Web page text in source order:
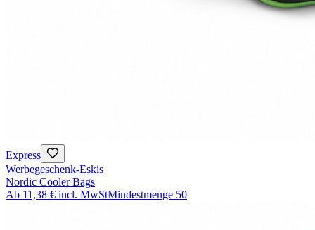
Express
Werbegeschenk-Eskis
Nordic Cooler Bags
Ab 11,38 € incl. MwStMindestmenge 50